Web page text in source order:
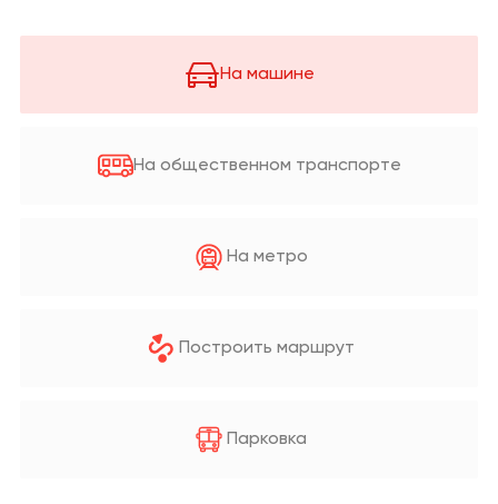
На машине
На общественном транспорте
На метро
Построить маршрут
Парковка